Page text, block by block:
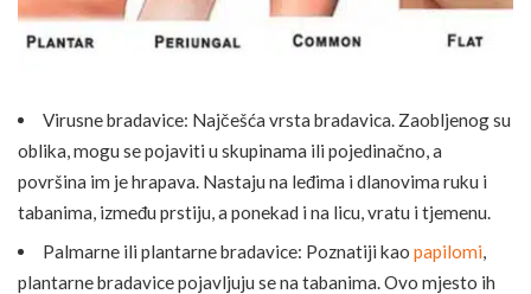
Virusne bradavice: Najčešća vrsta bradavica. Zaobljenog su
oblika, mogu se pojaviti u skupinama ili pojedinačno, a
površina im je hrapava. Nastaju na leđima i dlanovima ruku i
tabanima, između prstiju, a ponekad i na licu, vratu i tjemenu.
Palmarne ili plantarne bradavice: Poznatiji kaopapilomi,
plantarne bradavice pojavljuju se na tabanima. Ovo mjesto ih